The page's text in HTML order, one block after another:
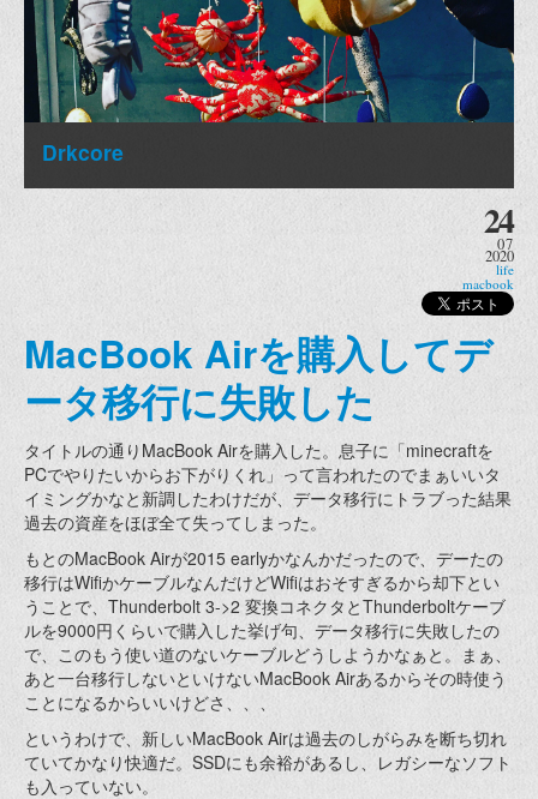
Drkcore
24
07
2020
life
macbook
MacBook Airを購入してデ
ータ移行に失敗した
タイトルの通りMacBook Airを購入した。息子に「minecraftを
PCでやりたいからお下がりくれ」って言われたのでまぁいいタ
イミングかなと新調したわけだが、データ移行にトラブった結果
過去の資産をほぼ全て失ってしまった。
もとのMacBook Airが2015 earlyかなんかだったので、デーたの
移行はWifiかケーブルなんだけどWifiはおそすぎるから却下とい
うことで、Thunderbolt 3->2 変換コネクタとThunderboltケーブ
ルを9000円くらいで購入した挙げ句、データ移行に失敗したの
で、このもう使い道のないケーブルどうしようかなぁと。まぁ、
あと一台移行しないといけないMacBook Airあるからその時使う
ことになるからいいけどさ、、、
というわけで、新しいMacBook Airは過去のしがらみを断ち切れ
ていてかなり快適だ。SSDにも余裕があるし、レガシーなソフト
も入っていない。